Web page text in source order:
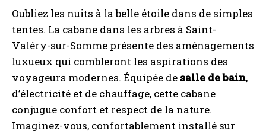
Oubliez les nuits à la belle étoile dans de simples
tentes. La cabane dans les arbres à Saint-
Valéry-sur-Somme présente des aménagements
luxueux qui combleront les aspirations des
voyageurs modernes. Équipée de salle de bain,
d’électricité et de chauffage, cette cabane
conjugue confort et respect de la nature.
Imaginez-vous, confortablement installé sur